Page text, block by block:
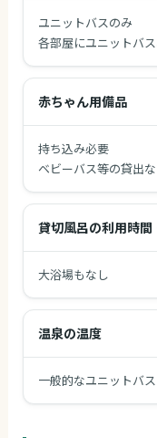
ユニットバスのみ
各部屋にユニットバス
赤ちゃん用備品
持ち込み必要
ベビーバス等の貸出
貸切風呂の利用時間
大浴場もなし
温泉の温度
一般的なユニットバス